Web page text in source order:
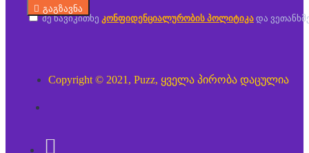
გაგზავნა
მე წავიკითხე კონფიდენციალურობის პოლიტიკა და
Copyright © 2021, Puzz, ყველა პირობა დაცულია